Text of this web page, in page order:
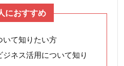
におすすめ
いて知りたい方
ネス活用について知り